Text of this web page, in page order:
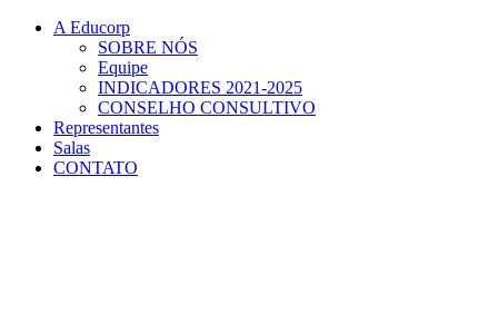
Página Inicial Escola de
Conteúdo principal
A Educorp
SOBRE NÓS
Equipe
INDICADORES 2021-2025
CONSELHO CONSULTIVO
Representantes
Salas
CONTATO